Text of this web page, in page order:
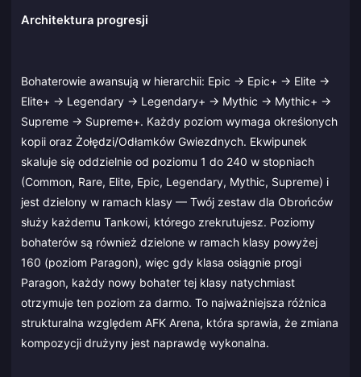
Architektura progresji
Bohaterowie awansują w hierarchii: Epic → Epic+ → Elite →
Elite+ → Legendary → Legendary+ → Mythic → Mythic+ →
Supreme → Supreme+. Każdy poziom wymaga określonych
kopii oraz Żołędzi/Odłamków Gwiezdnych. Ekwipunek
skaluje się oddzielnie od poziomu 1 do 240 w stopniach
(Common, Rare, Elite, Epic, Legendary, Mythic, Supreme) i
jest dzielony w ramach klasy — Twój zestaw dla Obrońców
służy każdemu Tankowi, którego zrekrutujesz. Poziomy
bohaterów są również dzielone w ramach klasy powyżej
160 (poziom Paragon), więc gdy klasa osiągnie progi
Paragon, każdy nowy bohater tej klasy natychmiast
otrzymuje ten poziom za darmo. To najważniejsza różnica
strukturalna względem AFK Arena, która sprawia, że zmiana
kompozycji drużyny jest naprawdę wykonalna.